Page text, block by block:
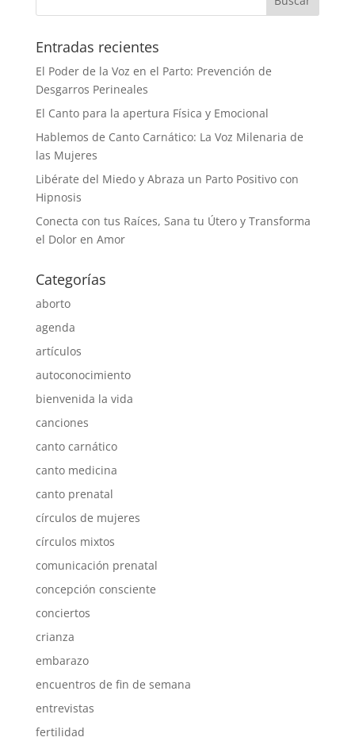
Entradas recientes
El Poder de la Voz en el Parto: Prevención de
Desgarros Perineales
El Canto para la apertura Física y Emocional
Hablemos de Canto Carnático: La Voz Milenaria de
las Mujeres
Libérate del Miedo y Abraza un Parto Positivo con
Hipnosis
Conecta con tus Raíces, Sana tu Útero y Transforma
el Dolor en Amor
Categorías
aborto
agenda
artículos
autoconocimiento
bienvenida la vida
canciones
canto carnático
canto medicina
canto prenatal
círculos de mujeres
círculos mixtos
comunicación prenatal
concepción consciente
conciertos
crianza
embarazo
encuentros de fin de semana
entrevistas
fertilidad